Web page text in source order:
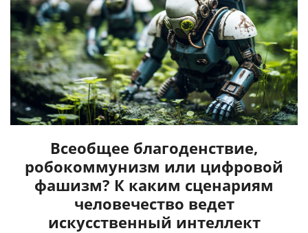
Всеобщее благоденствие,
робокоммунизм или цифровой
фашизм? К каким сценариям
человечество ведет
искусственный интеллект